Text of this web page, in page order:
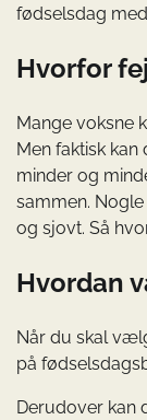
fødselsdag
Hvorfor
Mange voksne
Men faktisk
minder og
sammen.
og sjovt. Så
Hvordan
Når du skal
på
Derudover kan